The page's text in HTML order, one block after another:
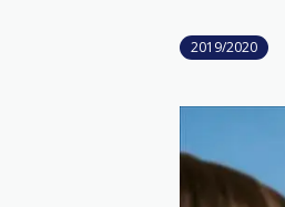
2019/2020